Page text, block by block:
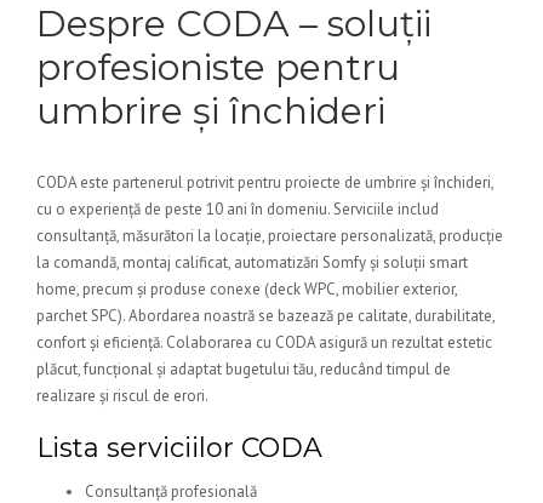
Despre CODA – soluții
profesioniste pentru
umbrire și închideri
CODA este partenerul potrivit pentru proiecte de umbrire și închideri,
cu o experiență de peste 10 ani în domeniu. Serviciile includ
consultanță, măsurători la locație, proiectare personalizată, producție
la comandă, montaj calificat, automatizări Somfy și soluții smart
home, precum și produse conexe (deck WPC, mobilier exterior,
parchet SPC). Abordarea noastră se bazează pe calitate, durabilitate,
confort și eficiență. Colaborarea cu CODA asigură un rezultat estetic
plăcut, funcțional și adaptat bugetului tău, reducând timpul de
realizare și riscul de erori.
Lista serviciilor CODA
Consultanță profesională